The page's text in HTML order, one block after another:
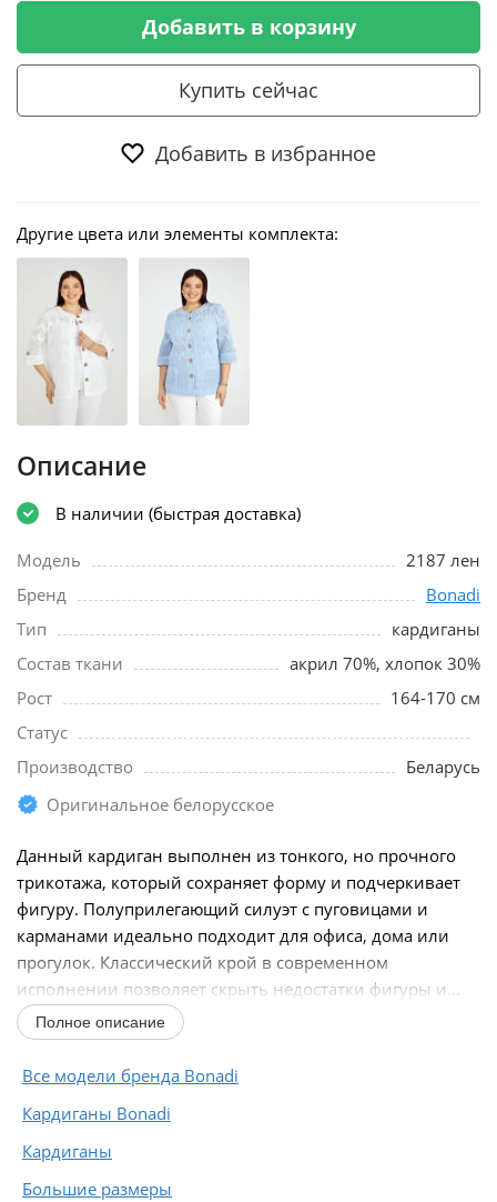
Добавить в корзину
Купить сейчас
Добавить в избранное
Другие цвета или элементы комплекта:
Описание
В наличии (быстрая доставка)
Модель
2187 лен
Бренд
Bonadi
Тип
кардиганы
Состав ткани
акрил 70%, хлопок 30%
Рост
164-170 см
Статус
Производство
Беларусь
Оригинальное белорусское
Данный кардиган выполнен из тонкого, но прочного
трикотажа, который сохраняет форму и подчеркивает
фигуру. Полуприлегающий силуэт с пуговицами и
карманами идеально подходит для офиса, дома или
прогулок. Классический крой в современном
исполнении позволяет скрыть недостатки фигуры и...
Полное описание
Все модели бренда Bonadi
Кардиганы Bonadi
Кардиганы
Большие размеры